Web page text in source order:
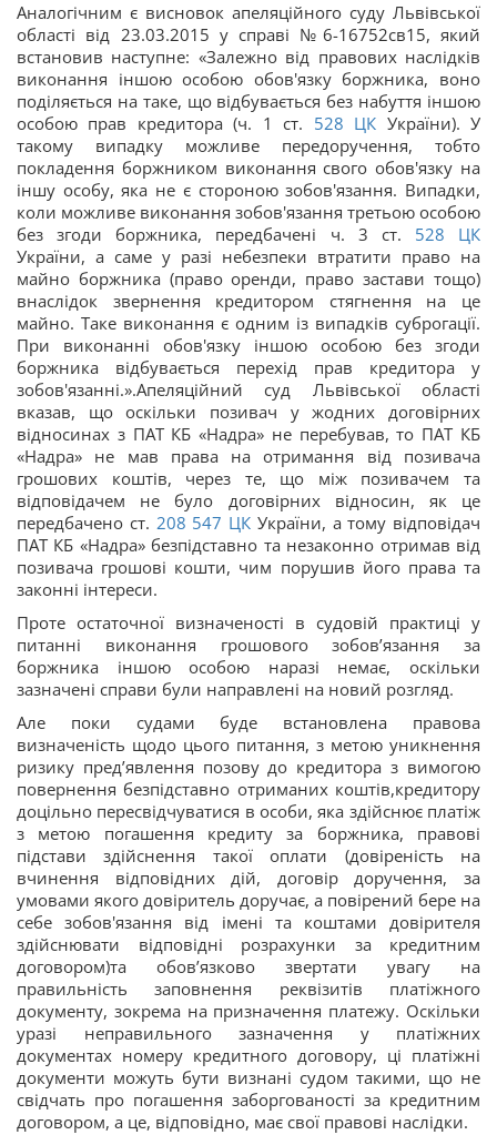
Аналогічним є висновок апеляційного суду Львівської
області від 23.03.2015 у справі №6-16752св15, який
встановив наступне: «Залежно від правових наслідків
виконання іншою особою обов'язку боржника, воно
поділяється на таке, що відбувається без набуття іншою
особою прав кредитора (ч. 1 ст. 528 ЦК України). У
такому випадку можливе передоручення, тобто
покладення боржником виконання свого обов'язку на
іншу особу, яка не є стороною зобов'язання. Випадки,
коли можливе виконання зобов'язання третьою особою
без згоди боржника, передбачені ч. 3 ст. 528 ЦК
України, а саме у разі небезпеки втратити право на
майно боржника (право оренди, право застави тощо)
внаслідок звернення кредитором стягнення на це
майно. Таке виконання є одним із випадків суброгації.
При виконанні обов'язку іншою особою без згоди
боржника відбувається перехід прав кредитора у
зобов'язанні.».Апеляційний суд Львівської області
вказав, що оскільки позивач у жодних договірних
відносинах з ПАТ КБ «Надра» не перебував, то ПАТ КБ
«Надра» не мав права на отримання від позивача
грошових коштів, через те, що між позивачем та
відповідачем не було договірних відносин, як це
передбачено ст. 208 547 ЦК України, а тому відповідач
ПАТ КБ «Надра» безпідставно та незаконно отримав від
позивача грошові кошти, чим порушив його права та
законні інтереси.
Проте остаточної визначеності в судовій практиці у
питанні виконання грошового зобов’язання за
боржника іншою особою наразі немає, оскільки
зазначені справи були направлені на новий розгляд.
Але поки судами буде встановлена правова
визначеність щодо цього питання, з метою уникнення
ризику пред’явлення позову до кредитора з вимогою
повернення безпідставно отриманих коштів,кредитору
доцільно пересвідчуватися в особи, яка здійснює платіж
з метою погашення кредиту за боржника, правові
підстави здійснення такої оплати (довіреність на
вчинення відповідних дій, договір доручення, за
умовами якого довіритель доручає, а повірений бере на
себе зобов'язання від імені та коштами довірителя
здійснювати відповідні розрахунки за кредитним
договором)та обов’язково звертати увагу на
правильність заповнення реквізитів платіжного
документу, зокрема на призначення платежу. Оскільки
уразі неправильного зазначення у платіжних
документах номеру кредитного договору, ці платіжні
документи можуть бути визнані судом такими, що не
свідчать про погашення заборгованості за кредитним
договором, а це, відповідно, має свої правові наслідки.